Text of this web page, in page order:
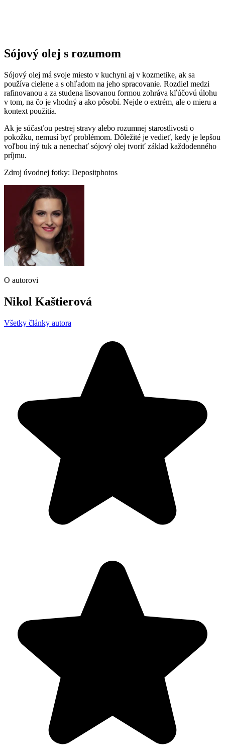
Sójový olej s rozumom
Sójový olej má svoje miesto v kuchyni aj v kozmetike, ak sa
používa cielene a s ohľadom na jeho spracovanie. Rozdiel medzi
rafinovanou a za studena lisovanou formou zohráva kľúčovú úlohu
v tom, na čo je vhodný a ako pôsobí. Nejde o extrém, ale o mieru a
kontext použitia.
Ak je súčasťou pestrej stravy alebo rozumnej starostlivosti o
pokožku, nemusí byť problémom. Dôležité je vedieť, kedy je lepšou
voľbou iný tuk a nenechať sójový olej tvoriť základ každodenného
príjmu.
Zdroj úvodnej fotky: Depositphotos
O autorovi
Nikol Kaštierová
Všetky články autora